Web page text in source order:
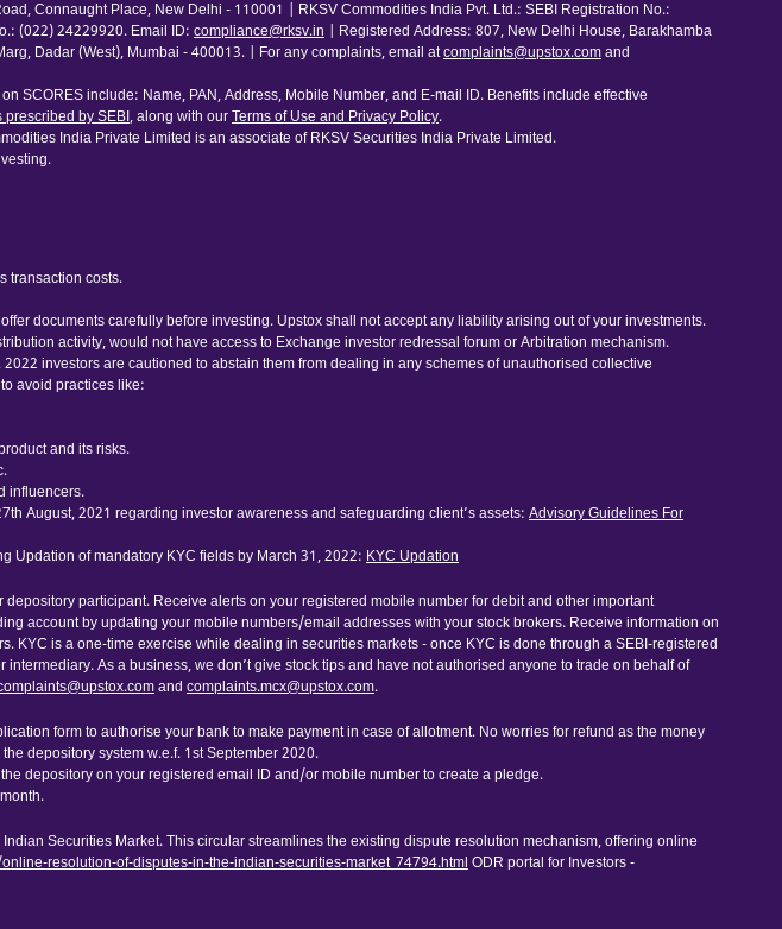
Connaught Place, New Delhi - 110001 | RKSV Commodities India Pvt. Ltd.: SEBI Registration No.:
(022) 24229920. Email ID: compliance@rksv.in
| Registered Address: 807, New Delhi House, Barakhamba
Dadar (West), Mumbai - 400013. | For any complaints, email atcomplaints@upstox.comand
SCORES include: Name, PAN, Address, Mobile Number, and E-mail ID. Benefits include effective
prescribed by SEBI, along with ourTerms of Use and Privacy Policy.
India Private Limited is an associate of RKSV Securities India Private Limited.
transaction costs.
documents carefully before investing. Upstox shall not accept any liability arising out of your investments.
activity, would not have access to Exchange investor redressal forum or Arbitration mechanism.
investors are cautioned to abstain them from dealing in any schemes of unauthorised collective
avoid practices like:
and its risks.
influencers.
August, 2021 regarding investor awareness and safeguarding client’s assets: Advisory Guidelines For
Updation of mandatory KYC fields by March 31, 2022: KYC Updation
participant. Receive alerts on your registered mobile number for debit and other important
account by updating your mobile numbers/email addresses with your stock brokers. Receive information on
is a one-time exercise while dealing in securities markets - once KYC is done through a SEBI-registered
As a business, we don’t give stock tips and have not authorised anyone to trade on behalf of
and complaints.mcx@upstox.com.
form to authorise your bank to make payment in case of allotment. No worries for refund as the money
depository system w.e.f. 1st September 2020.
depository on your registered email ID and/or mobile number to create a pledge.
Securities Market. This circular streamlines the existing dispute resolution mechanism, offering online
resolution-of-disputes-in-the-indian-securities-market_74794.html ODR portal for Investors -